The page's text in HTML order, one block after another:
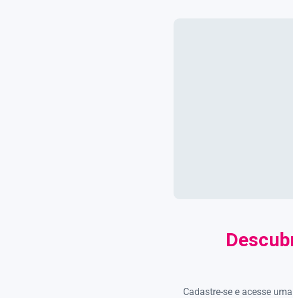
Cadastre-se e acesse